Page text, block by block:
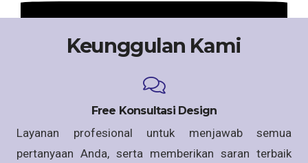
Keunggulan Kami
Free Konsultasi Design
Layanan profesional untuk menjawab semua
pertanyaan Anda, serta memberikan saran terbaik